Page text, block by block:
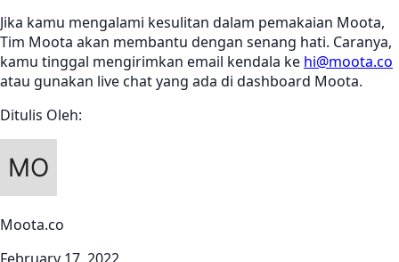
Jika kamu mengalami kesulitan dalam pemakaian Moota,
Tim Moota akan membantu dengan senang hati. Caranya,
kamu tinggal mengirimkan email kendala ke hi@moota.co
atau gunakan live chat yang ada di dashboard Moota.
Ditulis Oleh:
Moota.co